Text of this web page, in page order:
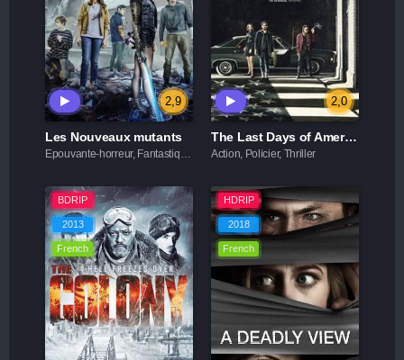
2,9
Les Nouveaux mutants
Epouvante-horreur, Fantastique, Science fiction, Thriller
2,0
The Last Days of American Crime
Action, Policier, Thriller
BDRIP
2013
French
HDRIP
2018
French